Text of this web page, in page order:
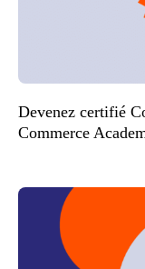
Devenez certifié
Commerce